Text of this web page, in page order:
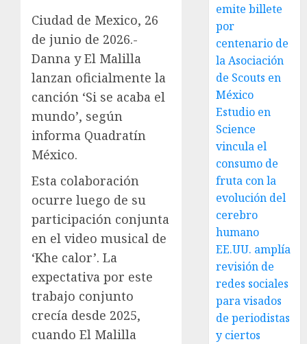
Ciudad de Mexico, 26
de junio de 2026.-
Danna y El Malilla
lanzan oficialmente la
canción ‘Si se acaba el
mundo’, según
informa Quadratín
México.
Esta colaboración
ocurre luego de su
participación conjunta
en el video musical de
‘Khe calor’. La
expectativa por este
trabajo conjunto
crecía desde 2025,
cuando El Malilla
emite billete
por
centenario de
la Asociación
de Scouts en
México
Estudio en
Science
vincula el
consumo de
fruta con la
evolución del
cerebro
humano
EE.UU. amplía
revisión de
redes sociales
para visados
de periodistas
y ciertos